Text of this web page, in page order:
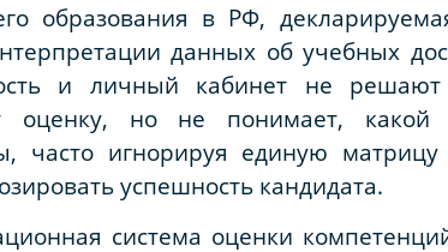
образования в РФ,
данных об учебных
и личный кабинет не решают
оценку, но не понимает, какой
часто игнорируя единую матрицу
успешность кандидата.
система оценки